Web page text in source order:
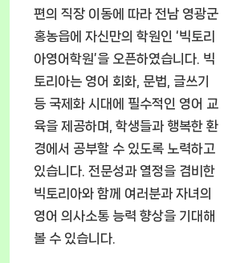
편의 직장 이동에 따라 전남 영광군
홍농읍에 자신만의 학원인 ‘빅토리
아영어학원’을 오픈하였습니다. 빅
토리아는 영어 회화, 문법, 글쓰기
등 국제화 시대에 필수적인 영어 교
육을 제공하며, 학생들과 행복한 환
경에서 공부할 수 있도록 노력하고
있습니다. 전문성과 열정을 겸비한
빅토리아와 함께 여러분과 자녀의
영어 의사소통 능력 향상을 기대해
볼 수 있습니다.